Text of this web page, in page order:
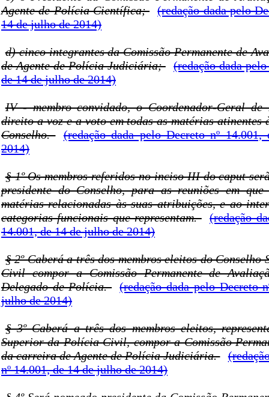
Agente de Polícia Científica;
(redação dada pelo
14 de julho de 2014)
d) cinco integrantes da Comissão Permanente de
de Agente de Polícia Judiciária;
(redação dada
de 14 de julho de 2014)
IV - membro convidado, o Coordenador-Geral
direito a voz e a voto em todas as matérias atinentes
Conselho.
(redação dada pelo Decreto nº
2014)
§ 1º Os membros referidos no inciso III do caput
presidente do Conselho, para as reuniões em que
matérias relacionadas às suas atribuições, e ao
categorias funcionais que representam.
(redação
14.001, de 14 de julho de 2014)
§ 2º Caberá a três dos membros eleitos do
Civil compor a Comissão Permanente de
Delegado de Polícia.
(redação dada pelo Decreto
julho de 2014)
§ 3º Caberá a três dos membros eleitos,
Superior da Polícia Civil, compor a Comissão
da carreira de Agente de Polícia Judiciária.
nº 14.001, de 14 de julho de 2014)